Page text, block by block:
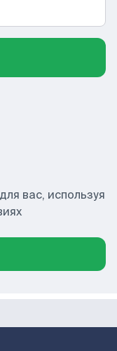
вас, используя